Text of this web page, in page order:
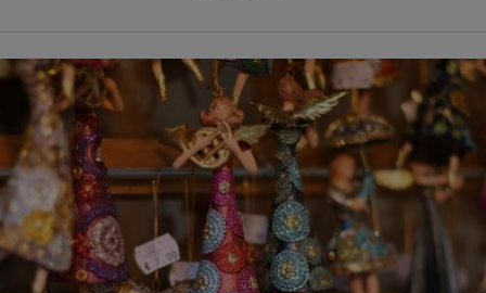
Alexela-konserttitalo
Estonia pst 9, Tallinn
Keskusta
29.10.2026
info@tallinnconcerthall.com
+372 5345 7373